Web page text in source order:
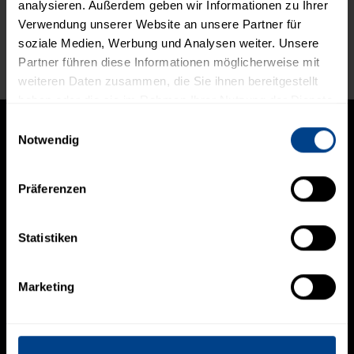
analysieren. Außerdem geben wir Informationen zu Ihrer
Verwendung unserer Website an unsere Partner für
soziale Medien, Werbung und Analysen weiter. Unsere
Partner führen diese Informationen möglicherweise mit
weiteren Daten zusammen, die Sie ihnen bereitgestellt
Notwendig
Präferenzen
Statistiken
Marketing
Live Feed
NAVIGATION
Portfoliomanagement
Über uns
Datenschutz